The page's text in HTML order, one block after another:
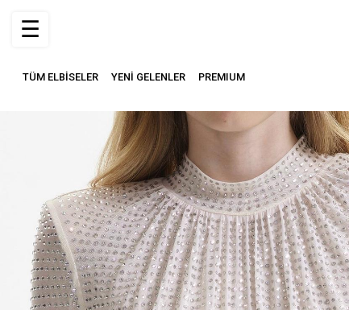
TÜM ELBİSELER YENİ GELENLER PREMIUM
☰